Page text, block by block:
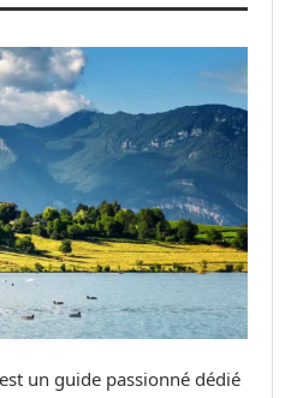
un guide passionné dédié